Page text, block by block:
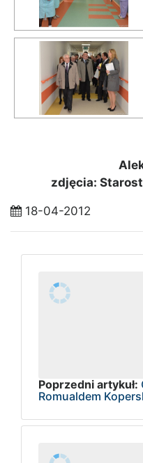
zdjęcia:
18-04-2012
Poprzedni artykuł:
Romualdem